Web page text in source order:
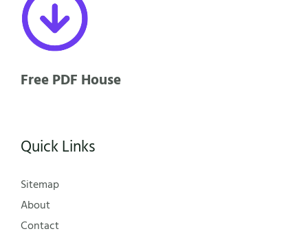
Free PDF House
Quick Links
Sitemap
About
Contact